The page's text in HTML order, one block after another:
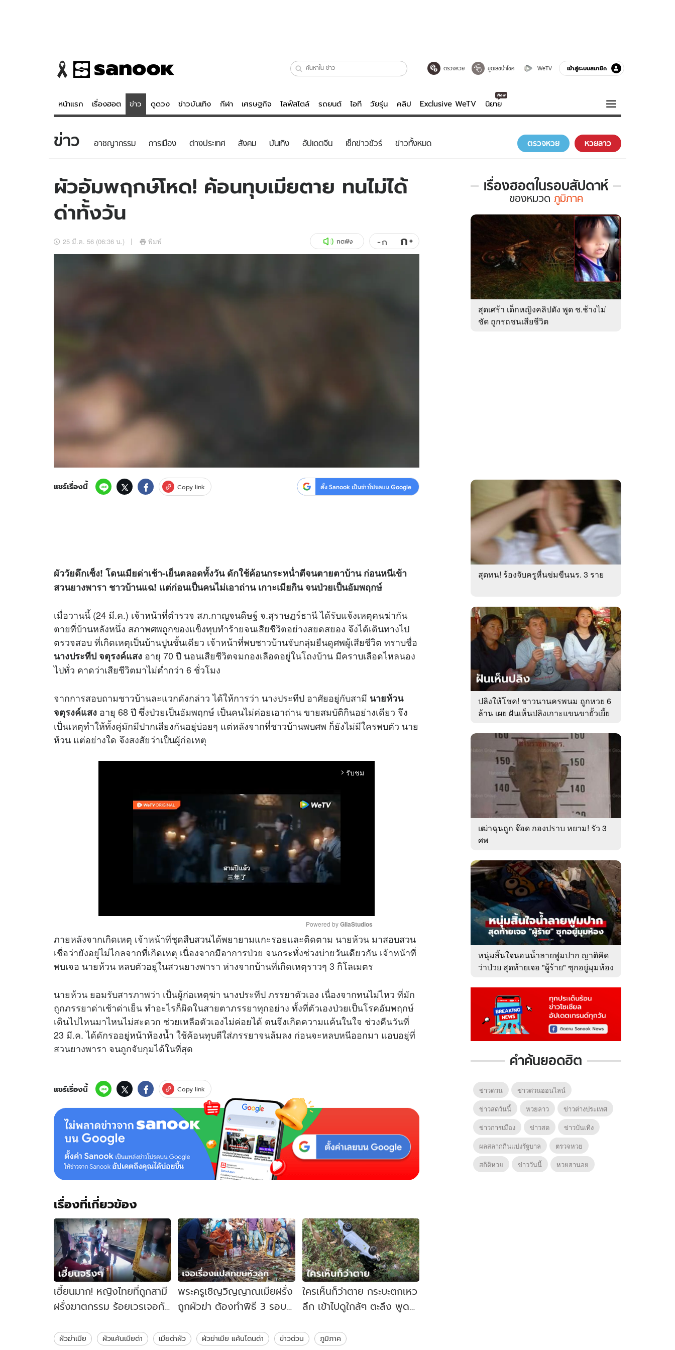
ตรวจหวย ขูดเลขนำโชค WeTV เข้าสู่ระบบสมาชิก
หน้าแรก เรื่องฮอต ข่าว ดูดวง ข่าวบันเทิง กีฬา เศรษฐกิจ ไลฟ์สไตล์ รถยนต์ ไอที วัยรุ่น คลิป Exclusive WeTV นิยาย
ข่าว
ข่าวบันเทิง
ข่าวกีฬา
ข่าวเศรษฐกิจ
อัปเดตจีน
เช็กข่าวชัวร์
ดูดวง - ตรวจหวย
สถิติหวยไทย
ไลฟ์สไตล์
วัยรุ่น
สุขภาพ
เที่ยว-กิน
บันเทิงครบรส
ดูทีวี
WeTV
ความรู้รอบตัว
ฮาวทู
บริษัท อิมเมจ ฟิวเจอร์ (ประเทศไทย) จำกัด
ข่าว อาชญากรรม การเมือง ต่างประเทศ สังคม บันเทิง อัปเดตจีน เช็กข่าวชัวร์ ข่าวทั้งหมด ตรวจหวย หวยลาว
ผัวอัมพฤกษ์โหด! ค้อนทุบเมียตาย ทนไม่ได้
ด่าทั้งวัน
25 มี.ค. 56 (06:36 น.) พิมพ์ กดฟัง -ก ก+
แชร์เรื่องนี้ Copy link ตั้ง Sanook เป็นข่าวโปรดบน Google
ผัววัยดึกเซ็ง! โดนเมียด่าเช้า-เย็นตลอดทั้งวัน ดักใช้ค้อนกระหน่ำตีจนตายตาบ้าน ก่อนหนีเข้า
สวนยางพารา ชาวบ้านแฉ! แต่ก่อนเป็นคนไม่เอาถ่าน เกาะเมียกิน จนป่วยเป็นอัมพฤกษ์
เมื่อวานนี้ (24 มี.ค.) เจ้าหน้าที่ตำรวจ สภ.กาญจนดิษฐ์ จ.สุราษฏร์ธานี ได้รับแจ้งเหตุคนฆ่ากัน
ตายที่บ้านหลังหนึ่ง สภาพศพถูกของแข็งทุบทำร้ายจนเสียชีวิตอย่างสยดสยอง จึงได้เดินทางไป
ตรวจสอบ ที่เกิดเหตุเป็นบ้านปูนชั้นเดียว เจ้าหน้าที่พบชาวบ้านจับกลุ่มยืนดูศพผู้เสียชีวิต ทราบชื่อ
นางประทีป จตุรงค์แสง อายุ 70 ปี นอนเสียชีวิตจมกองเลือดอยู่ในโถงบ้าน มีคราบเลือดไหลนอง
ไปทั่ว คาดว่าเสียชีวิตมาไม่ต่ำกว่า 6 ชั่วโมง
จากการสอบถามชาวบ้านละแวกดังกล่าว ได้ให้การว่า นางประทีป อาศัยอยู่กับสามี นายห้วน
จตุรงค์แสง อายุ 68 ปี ซึ่งป่วยเป็นอัมพฤกษ์ เป็นคนไม่ค่อยเอาถ่าน ขายสมบัติกินอย่างเดียว จึง
เป็นเหตุทำให้ทั้งคู่มักมีปากเสียงกันอยู่บ่อยๆ แต่หลังจากที่ชาวบ้านพบศพ ก็ยังไม่มีใครพบตัว นาย
ห้วน แต่อย่างใด จึงสงสัยว่าเป็นผู้ก่อเหตุ
arrow_forward_ios รับชม
M
u
e
Powered by GliaStudios
ภายหลังจากเกิดเหตุ เจ้าหน้าที่ชุดสืบสวนได้พยายามแกะรอยและติดตาม นายห้วน มาสอบสวน
เชื่อว่ายังอยู่ไม่ไกลจากที่เกิดเหตุ เนื่องจากมีอาการป่วย จนกระทั่งช่วงบ่ายวันเดียวกัน เจ้าหน้าที่
พบเจอ นายห้วน หลบตัวอยู่ในสวนยางพารา ห่างจากบ้านที่เกิดเหตุราวๆ 3 กิโลเมตร
นายห้วน ยอมรับสารภาพว่า เป็นผู้ก่อเหตุฆ่า นางประทีป ภรรยาตัวเอง เนื่องจากทนไม่ไหว ที่มัก
ถูกภรรยาด่าเช้าด่าเย็น ทำอะไรก็ผิดในสายตาภรรยาทุกอย่าง ทั้งที่ตัวเองป่วยเป็นโรคอัมพฤกษ์
เดินไปไหนมาไหนไม่สะดวก ช่วยเหลือตัวเองไม่ค่อยได้ ตนจึงเกิดความแค้นในใจ ช่วงคืนวันที่
23 มี.ค. ได้ดักรออยู่หน้าห้องน้ำ ใช้ค้อนทุบตีใส่ภรรยาจนล้มลง ก่อนจะหลบหนีออกมา แอบอยู่ที่
สวนยางพารา จนถูกจับกุมได้ในที่สุด
แชร์เรื่องนี้ Copy link
เรื่องที่เกี่ยวข้อง
เฮี้ยนมาก! หญิงไทยที่ถูกสามี
ฝรั่งฆาตกรรม ร้อยเวรเจอกับ
อาเจียน
พระครูเชิญวิญญาณเมียฝรั่ง
ถูกผัวฆ่า ต้องทำพิธี 3 รอบ
ศพ
ใครเห็นก็ว่าตาย กระบะตกเหว
ลึก เข้าไปดูใกล้ๆ ตะลึง พูด
ผัวฆ่าเมีย ผัวแค้นเมียด่า เมียด่าผัว ผ้วฆ่าเมีย แค้นโดนด่า ข่าวด่วน ภูมิภาค
เรื่องฮอตในรอบสัปดาห์
เรื่อง
ใน
รอบ
หมวด
ภูมิภาค
ของหมวด ภูมิภาค
สุดเศร้า เด็กหญิงคลิปดัง พูด ช.ช้างไม่
ชัด ถูกรถชนเสียชีวิต
สุดทน! ร้องจับครูหื่นข่มขืนนร. 3 ราย
ปลิงให้โชค! ชาวนานครพนม ถูกหวย 6
ล้าน เผย ฝันเห็นปลิงเกาะแขนขายั้วเยี้ย
เฒ่าฉุนถูก จ๊อด กองปราบ หยาม! รัว 3
ศพ
หนุ่มสิ้นใจนอนน้ำลายฟูมปาก ญาติคิด
ว่าป่วย สุดท้ายเจอ "ผู้ร้าย" ซุกอยู่มุมห้อง
คำค้นยอดฮิต
ข่าวด่วน
ข่าวด่วนออนไลน์
ข่าวสดวันนี้
หวยลาว
ข่าวต่างประเทศ
ข่าวการเมือง
ข่าวสด
ข่าวบันเทิง
ผลสลากกินแบ่งรัฐบาล
ตรวจหวย
สถิติหวย
ข่าววันนี้ หวยฮานอย